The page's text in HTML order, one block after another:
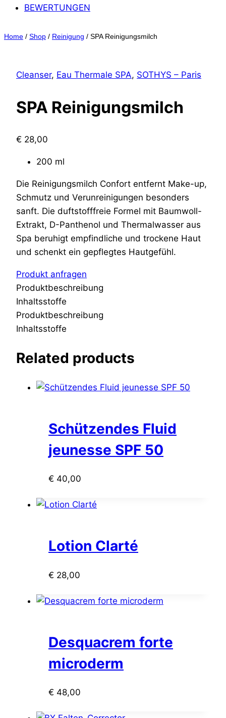
BEWERTUNGEN
Home / Shop / Reinigung / SPA Reinigungsmilch
Cleanser, Eau Thermale SPA, SOTHYS – Paris
SPA Reinigungsmilch
€ 28,00
200 ml
Die Reinigungsmilch Confort entfernt Make-up,
Schmutz und Verunreinigungen besonders
sanft. Die duftstofffreie Formel mit Baumwoll-
Extrakt, D-Panthenol und Thermalwasser aus
Spa beruhigt empfindliche und trockene Haut
und schenkt ein gepflegtes Hautgefühl.
Produkt anfragen
Produktbeschreibung
Inhaltsstoffe
Produktbeschreibung
Inhaltsstoffe
Related products
Schützendes Fluid
jeunesse SPF 50
€ 40,00
Lotion Clarté
€ 28,00
Desquacrem forte
microderm
€ 48,00